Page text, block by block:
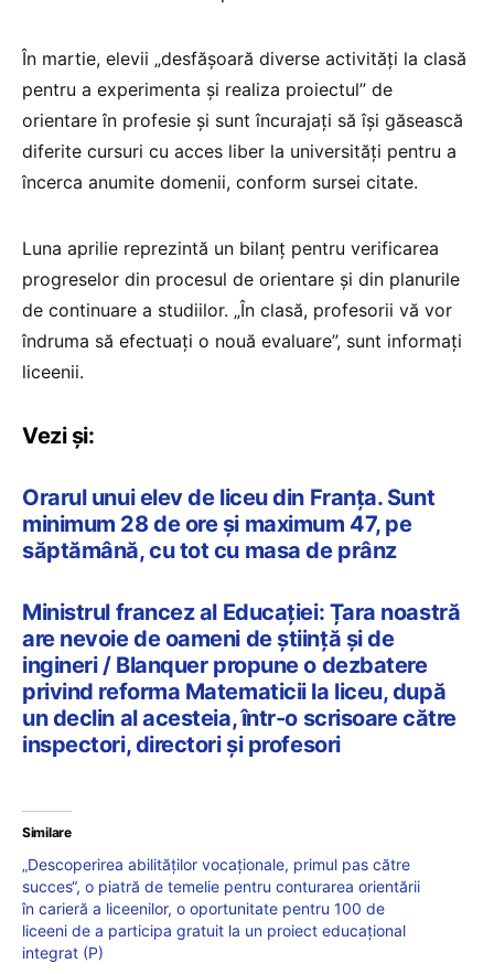
În martie, elevii „desfășoară diverse activități la clasă
pentru a experimenta și realiza proiectul” de
orientare în profesie și sunt încurajați să își găsească
diferite cursuri cu acces liber la universități pentru a
încerca anumite domenii, conform sursei citate.
Luna aprilie reprezintă un bilanț pentru verificarea
progreselor din procesul de orientare și din planurile
de continuare a studiilor. „În clasă, profesorii vă vor
îndruma să efectuați o nouă evaluare”, sunt informați
liceenii.
Vezi și:
Orarul unui elev de liceu din Franța. Sunt
minimum 28 de ore și maximum 47, pe
săptămână, cu tot cu masa de prânz
Ministrul francez al Educației: Țara noastră
are nevoie de oameni de știință și de
ingineri / Blanquer propune o dezbatere
privind reforma Matematicii la liceu, după
un declin al acesteia, într-o scrisoare către
inspectori, directori și profesori
Similare
„Descoperirea abilităţilor vocaţionale, primul pas către
succes“, o piatră de temelie pentru conturarea orientării
în carieră a liceenilor, o oportunitate pentru 100 de
liceeni de a participa gratuit la un proiect educațional
integrat (P)